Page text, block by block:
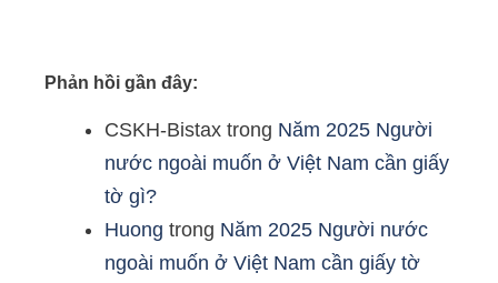
Phản hồi gần đây:
CSKH-Bistax trong Năm 2025 Người
nước ngoài muốn ở Việt Nam cần giấy
tờ gì?
Huong trong Năm 2025 Người nước
ngoài muốn ở Việt Nam cần giấy tờ